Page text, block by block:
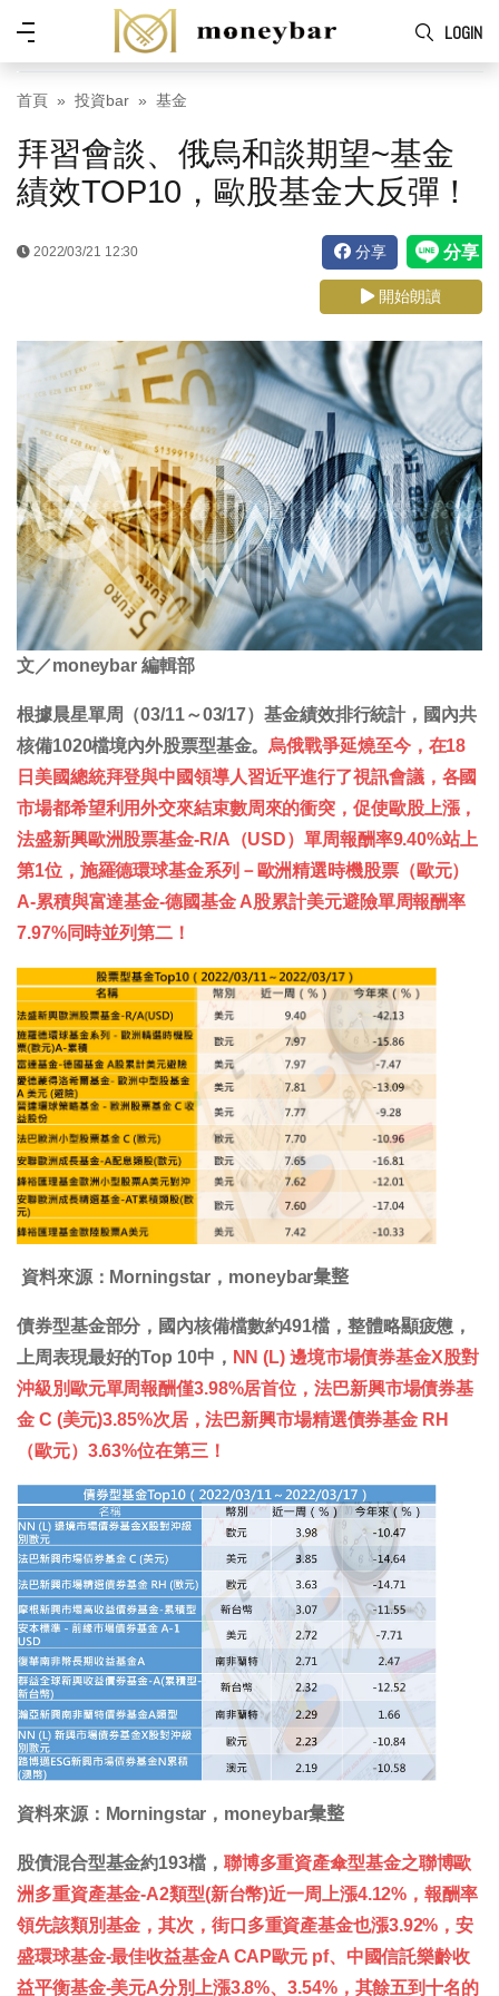
Skip to main content
LOGIN
功
能
表
首頁 投資bar 基金
拜習會談、俄烏和談期望~基金
績效TOP10，歐股基金大反彈！
2022/03/21 12:30 分享
開始朗讀
文／moneybar 編輯部
根據晨星單周（03/11～03/17）基金績效排行統計，國內共
核備1020檔境內外股票型基金。烏俄戰爭延燒至今，在18
日美國總統拜登與中國領導人習近平進行了視訊會議，各國
市場都希望利用外交來結束數周來的衝突，促使歐股上漲，
法盛新興歐洲股票基金-R/A（USD）單周報酬率9.40%站上
第1位，施羅德環球基金系列－歐洲精選時機股票（歐元）
A-累積與富達基金-德國基金 A股累計美元避險單周報酬率
7.97%同時並列第二！
資料來源：Morningstar，moneybar𢑥整
債券型基金部分，國內核備檔數約491檔，整體略顯疲憊，
上周表現最好的Top 10中， NN (L) 邊境市場債券基金X股對
沖級別歐元單周報酬僅3.98%居首位，法巴新興市場債券基
金 C (美元)3.85%次居，法巴新興市場精選債券基金 RH
（歐元）3.63%位在第三！
資料來源：Morningstar，moneybar𢑥整
股債混合型基金約193檔， 聯博多重資產傘型基金之聯博歐
洲多重資產基金-A2類型(新台幣)近一周上漲4.12%，報酬率
領先該類別基金，其次，街口多重資產基金也漲3.92%，安
盛環球基金-最佳收益基金A CAP歐元 pf、中國信託樂齡收
益平衡基金-美元A分別上漲3.8%、3.54%，其餘五到十名的